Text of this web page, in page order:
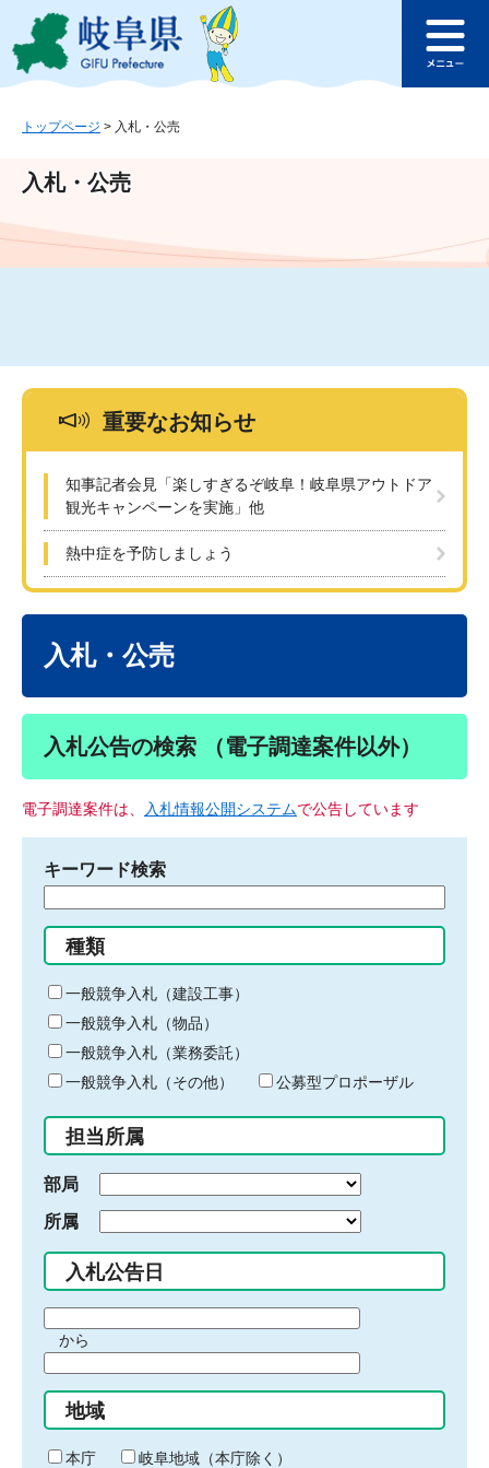
ジ
ュ
文
このページの本文へ
ュ
トップページ > 入札・公売
入札・公売
重要なお知らせ
知事記者会見「楽しすぎるぞ岐阜！岐阜県アウトドア
観光キャンペーンを実施」他
熱中症を予防しましょう
入札・公売
入札公告の検索 （電子調達案件以外）
電子調達案件は、 入札情報公開システムで公告しています
キーワード検索
る
キ
ー
ワ
ー
ド
入
力
種類
一般競争入札（建設工事）
一般競争入札（物品）
一般競争入札（業務委託）
一般競争入札（その他）
公募型プロポーザル
担当所属
部局
所属
入札公告日
間
始
り
から
間
終
わ
地域
本庁
岐阜地域（本庁除く）